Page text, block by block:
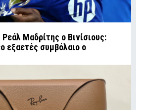
Ρεάλ Μαδρίτης ο Βινίσιους:
εξαετές συμβόλαιο ο